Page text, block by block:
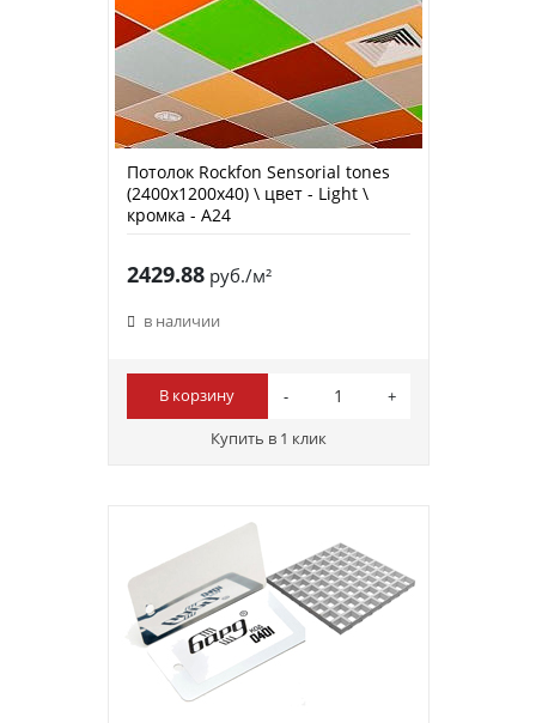
Потолок Rockfon Sensorial tones
(2400х1200х40) \ цвет - Light \
кромка - A24
2429.88руб./м²
в наличии
В корзину
Купить в 1 клик